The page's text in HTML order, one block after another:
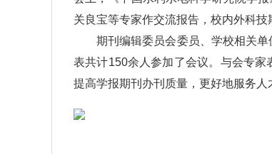
关良宝等专家作交流报告，校内外科技
期刊编辑委员会委员、学校相关
表共计150余人参加了会议。与会专
提高学报期刊办刊质量，更好地服务人